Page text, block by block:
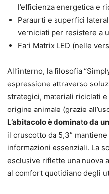
l’efficienza energetica e
Paraurti e superfici
verniciati per resistere a
Fari Matrix LED (nelle
All’interno, la filosofia
espressione attraverso
strategici, materiali riciclati
origine animale (grazie
L’abitacolo è dominato da
il cruscotto da 5,3”
informazioni essenziali. La
esclusive riflette una nuova
al comfort quotidiano degli